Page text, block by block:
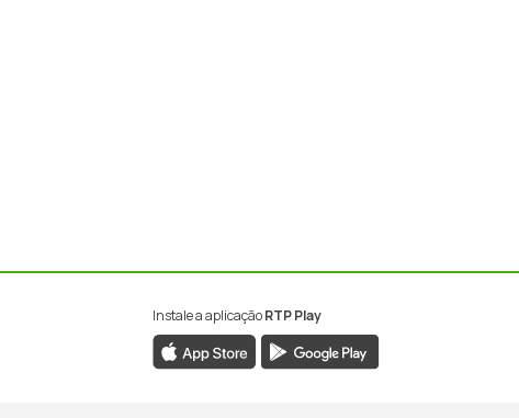
Instale a aplicaçãoRTP Play